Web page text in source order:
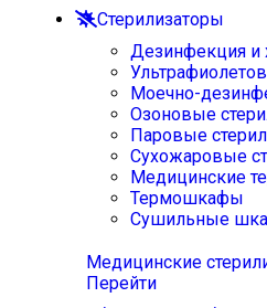
Стерилизаторы
Дезинфекция и
Моечно-
Озоновые
Паровые
Сухожаровые
Медицинские
Термошкафы
Сушильные
Медицинские
Перейти